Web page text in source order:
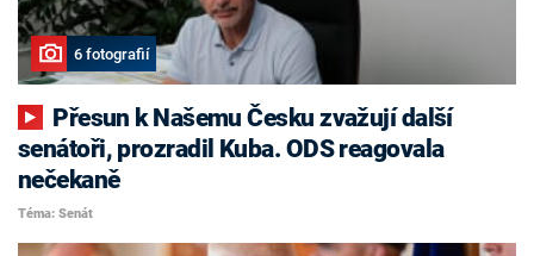
6 fotografií
senátoři, prozradil Kuba. ODS reagovala
nečekaně
Téma: Senát